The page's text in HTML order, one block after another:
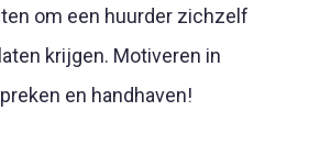
om een huurder zichzelf
krijgen. Motiveren in
en handhaven!